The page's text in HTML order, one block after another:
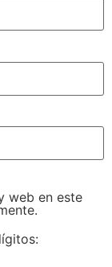
web en este